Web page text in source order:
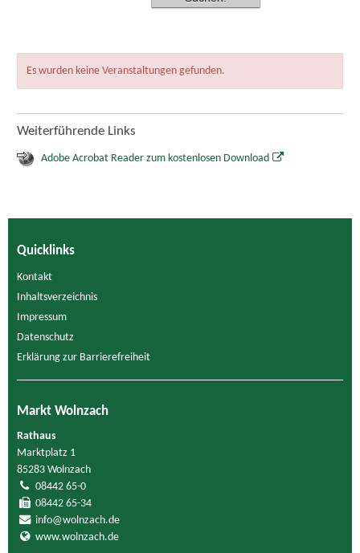
Es wurden keine Veranstaltungen gefunden.
Weiterführende Links
Adobe Acrobat Reader zum kostenlosen Download
Quicklinks
Kontakt
Inhaltsverzeichnis
Impressum
Datenschutz
Erklärung zur Barrierefreiheit
Markt Wolnzach
Rathaus
Marktplatz 1
85283 Wolnzach
08442 65-0
08442 65-34
info@wolnzach.de
www.wolnzach.de